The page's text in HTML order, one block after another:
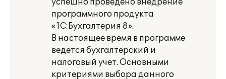
успешно проведено внедрение
программного продукта
«1С:Бухгалтерия 8».
В настоящее время в программе
ведется бухгалтерский и
налоговый учет. Основными
критериями выбора данного